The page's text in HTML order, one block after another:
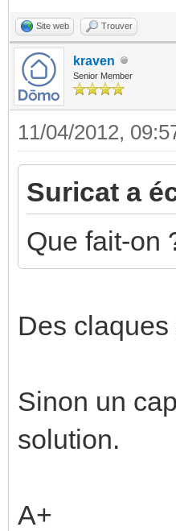
Site web Trouver
kraven
Senior Member
11/04/2012,
Suricat a
Que fait-on
Des
Sinon un
solution.
A+